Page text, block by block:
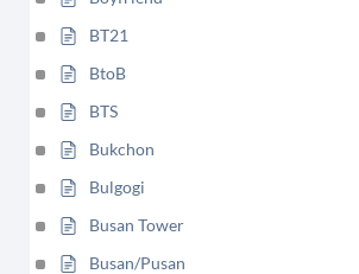
BT21
BtoB
BTS
Bukchon
Bulgogi
Busan Tower
Busan/Pusan